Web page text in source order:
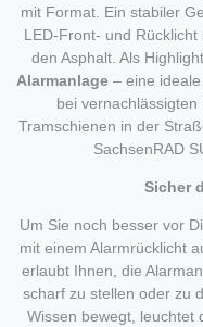
mit Format. Ein stabiler
LED-Front- und
den Asphalt. Als
Alarmanlage – eine
bei
Tramschienen in der
SachsenRAD
Sicher
Um Sie noch besser vor
mit einem Alarmrücklicht
erlaubt Ihnen, die
scharf zu stellen oder zu
Wissen bewegt, leuchtet